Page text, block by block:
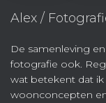
Alex /
De samenleving
fotografie ook.
wat betekent dat
woonconcepten